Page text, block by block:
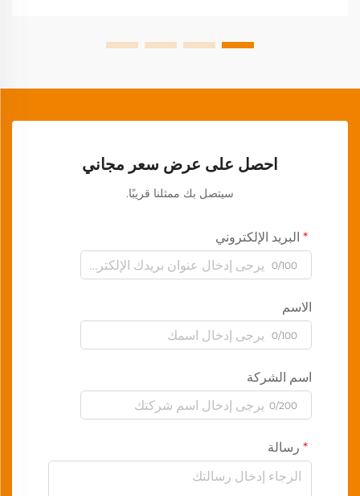
احصل على عرض سعر مجاني
سيتصل بك ممثلنا قريبًا.
البريد الإلكتروني
0/100
الاسم
0/100
اسم الشركة
0/200
رسالة